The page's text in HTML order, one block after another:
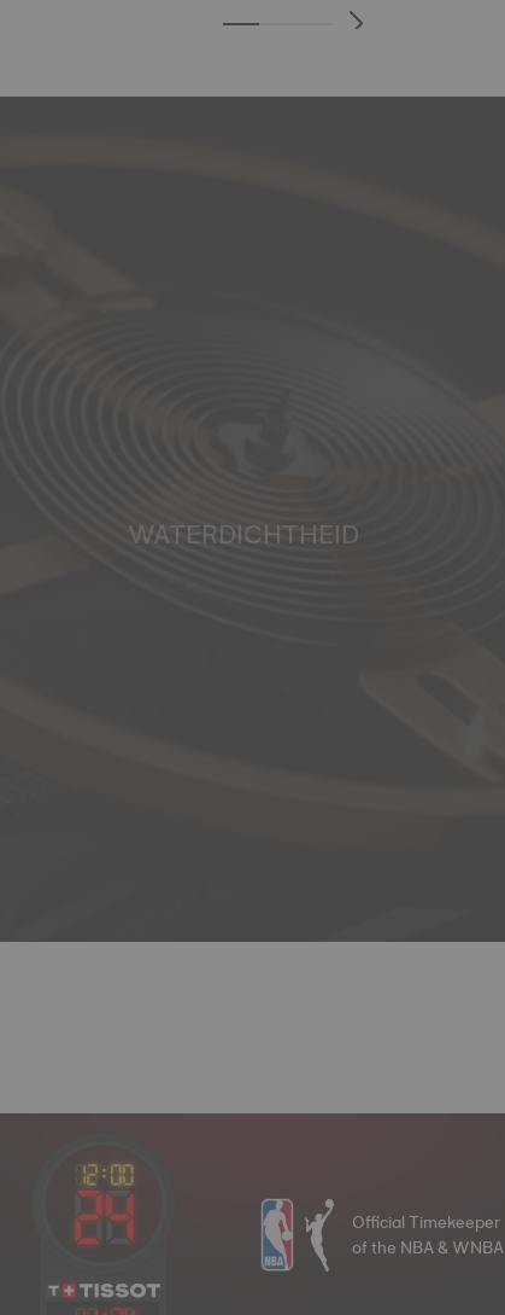
WATERDICHTHEID
Official Timekeeper
of the NBA & WNBA